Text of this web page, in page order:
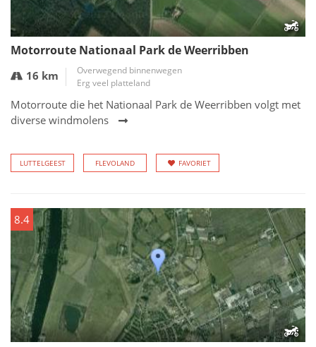
Motorroute Nationaal Park de Weerribben
16 km
Overwegend binnenwegen
Erg veel platteland
Motorroute die het Nationaal Park de Weerribben volgt met
diverse windmolens
LUTTELGEEST FLEVOLAND FAVORIET
8.4